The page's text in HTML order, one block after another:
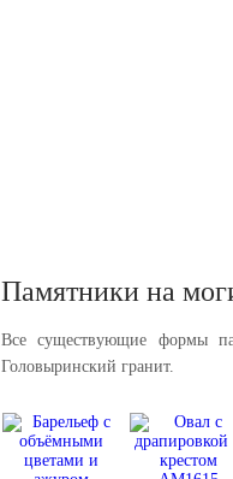
Памятники на
Все существующие формы
Головыринский гранит.